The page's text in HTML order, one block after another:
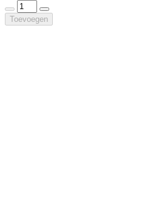
Toevoegen